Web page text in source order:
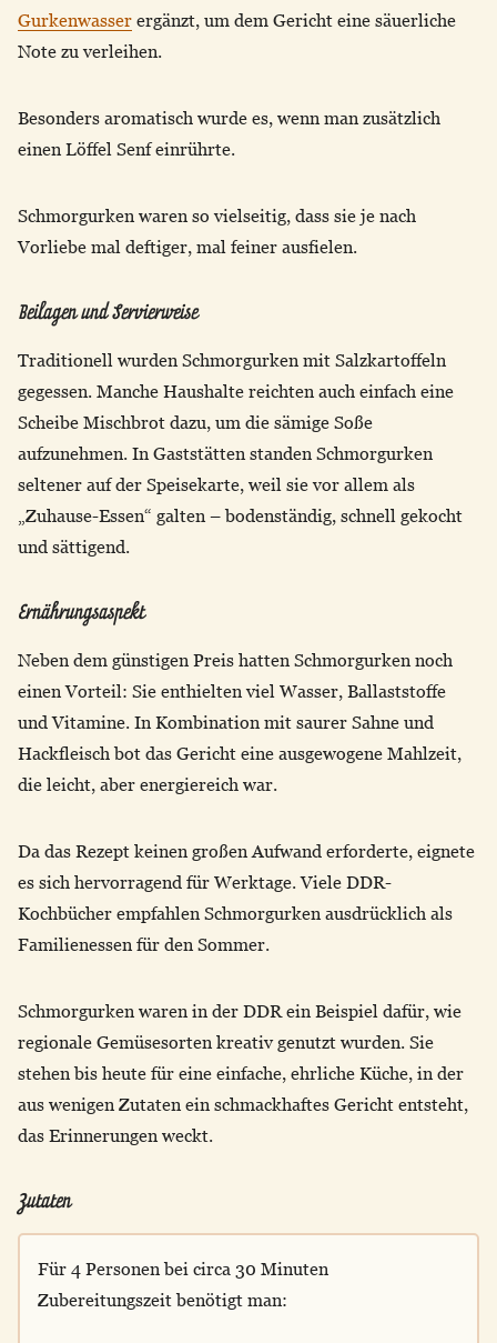
Gurkenwasser ergänzt, um dem Gericht eine säuerliche
Note zu verleihen.
Besonders aromatisch wurde es, wenn man zusätzlich
einen Löffel Senf einrührte.
Schmorgurken waren so vielseitig, dass sie je nach
Vorliebe mal deftiger, mal feiner ausfielen.
Beilagen und Servierweise
Traditionell wurden Schmorgurken mit Salzkartoffeln
gegessen. Manche Haushalte reichten auch einfach eine
Scheibe Mischbrot dazu, um die sämige Soße
aufzunehmen. In Gaststätten standen Schmorgurken
seltener auf der Speisekarte, weil sie vor allem als
„Zuhause-Essen“ galten – bodenständig, schnell gekocht
und sättigend.
Ernährungsaspekt
Neben dem günstigen Preis hatten Schmorgurken noch
einen Vorteil: Sie enthielten viel Wasser, Ballaststoffe
und Vitamine. In Kombination mit saurer Sahne und
Hackfleisch bot das Gericht eine ausgewogene Mahlzeit,
die leicht, aber energiereich war.
Da das Rezept keinen großen Aufwand erforderte, eignete
es sich hervorragend für Werktage. Viele DDR-
Kochbücher empfahlen Schmorgurken ausdrücklich als
Familienessen für den Sommer.
Schmorgurken waren in der DDR ein Beispiel dafür, wie
regionale Gemüsesorten kreativ genutzt wurden. Sie
stehen bis heute für eine einfache, ehrliche Küche, in der
aus wenigen Zutaten ein schmackhaftes Gericht entsteht,
das Erinnerungen weckt.
Zutaten
Für 4 Personen bei circa 30 Minuten
Zubereitungszeit benötigt man: